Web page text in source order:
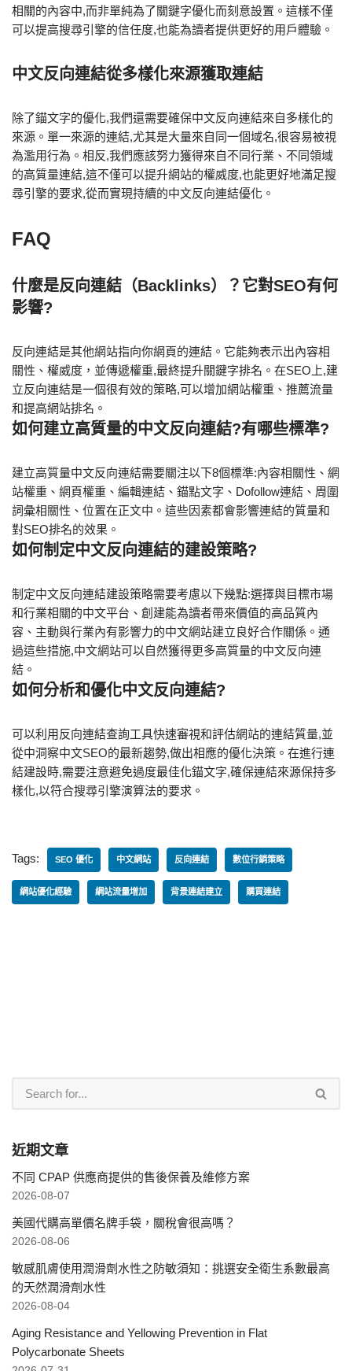
相關的內容中,而非單純為了關鍵字優化而刻意設置。這樣不僅
可以提高搜尋引擎的信任度,也能為讀者提供更好的用戶體驗。
中文反向連結從多樣化來源獲取連結
除了錨文字的優化,我們還需要確保中文反向連結來自多樣化的
來源。單一來源的連結,尤其是大量來自同一個域名,很容易被視
為濫用行為。相反,我們應該努力獲得來自不同行業、不同領域
的高質量連結,這不僅可以提升網站的權威度,也能更好地滿足搜
尋引擎的要求,從而實現持續的中文反向連結優化。
FAQ
什麼是反向連結（Backlinks）？它對SEO有何
影響?
反向連結是其他網站指向你網頁的連結。它能夠表示出內容相
關性、權威度，並傳遞權重,最終提升關鍵字排名。在SEO上,建
立反向連結是一個很有效的策略,可以增加網站權重、推薦流量
和提高網站排名。
如何建立高質量的中文反向連結?有哪些標準?
建立高質量中文反向連結需要關注以下8個標準:內容相關性、網
站權重、網頁權重、編輯連結、錨點文字、Dofollow連結、周圍
詞彙相關性、位置在正文中。這些因素都會影響連結的質量和
對SEO排名的效果。
如何制定中文反向連結的建設策略?
制定中文反向連結建設策略需要考慮以下幾點:選擇與目標市場
和行業相關的中文平台、創建能為讀者帶來價值的高品質內
容、主動與行業內有影響力的中文網站建立良好合作關係。通
過這些措施,中文網站可以自然獲得更多高質量的中文反向連
結。
如何分析和優化中文反向連結?
可以利用反向連結查詢工具快速審視和評估網站的連結質量,並
從中洞察中文SEO的最新趨勢,做出相應的優化決策。在進行連
結建設時,需要注意避免過度最佳化錨文字,確保連結來源保持多
樣化,以符合搜尋引擎演算法的要求。
Tags: SEO 優化 中文網站 反向連結 數位行銷策略
網站優化經驗 網站流量增加 背景連結建立 購買連結
近期文章
不同 CPAP 供應商提供的售後保養及維修方案
2026-08-07
美國代購高單價名牌手袋，關稅會很高嗎？
2026-08-06
敏感肌膚使用潤滑劑水性之防敏須知：挑選安全衛生系數最高
的天然潤滑劑水性
2026-08-04
Aging Resistance and Yellowing Prevention in Flat
Polycarbonate Sheets